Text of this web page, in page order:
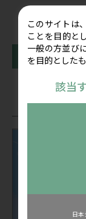
前の記事
このサイトは
ことを目的と
一般の方並び
を目的とした
該当
日